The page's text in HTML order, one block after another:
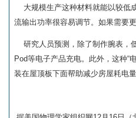
大规模生产这种材料就能以较低
流输出功率很容易调节。如果需要
研究人员预测，除了制作腕表，
Pod等电子产品充电。此外，这种“
装在屋顶板下面帮助减少房屋耗电量